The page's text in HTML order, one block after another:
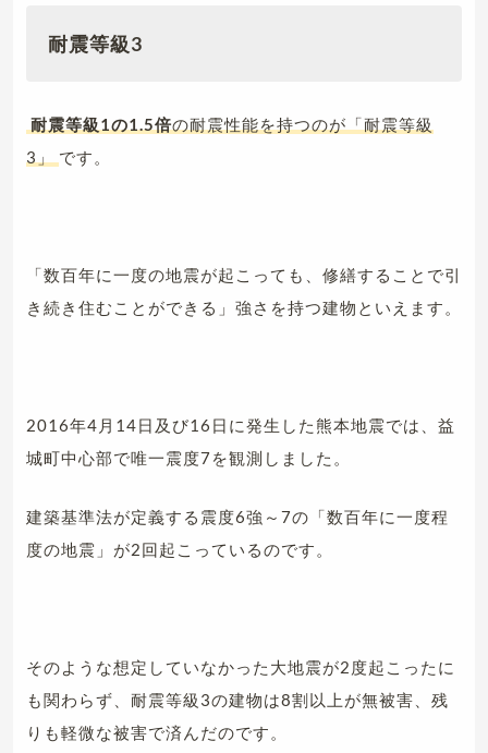
耐震等級3
耐震等級1の1.5倍の耐震性能を持つのが「耐震等級
3」
です。
「数百年に一度の地震が起こっても、修繕することで引
き続き住むことができる」強さを持つ建物といえます。
2016年4月14日及び16日に発生した熊本地震では、益
城町中心部で唯一震度7を観測しました。
建築基準法が定義する震度6強～7の「数百年に一度程
度の地震」が2回起こっているのです。
そのような想定していなかった大地震が2度起こったに
も関わらず、耐震等級3の建物は8割以上が無被害、残
りも軽微な被害で済んだのです。